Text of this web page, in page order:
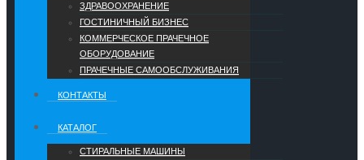
ЗДРАВООХРАНЕНИЕ
ГОСТИНИЧНЫЙ БИЗНЕС
КОММЕРЧЕСКОЕ ПРАЧЕЧНОЕ
ОБОРУДОВАНИЕ
ПРАЧЕЧНЫЕ САМООБСЛУЖИВАНИЯ
КОНТАКТЫ
КАТАЛОГ
СТИРАЛЬНЫЕ МАШИНЫ